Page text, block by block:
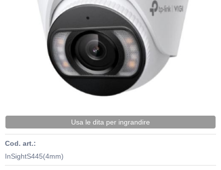
Usa le dita per ingrandire
Cod. art.:
InSightS445(4mm)